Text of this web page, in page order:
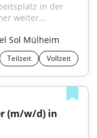
in der
weiter...
Sol Mülheim
Teilzeit Vollzeit
(m/w/d) in